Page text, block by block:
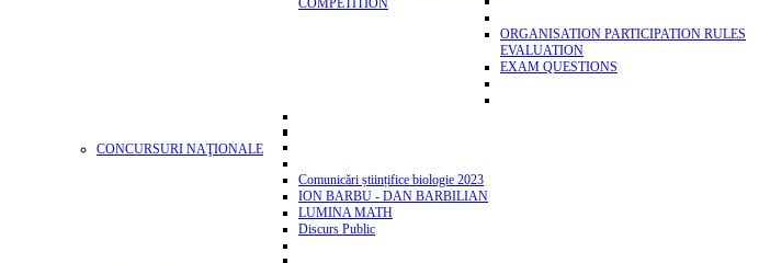
COMPETITION
ORGANISATION PARTICIPATION RULES
EVALUATION
EXAM QUESTIONS
CONCURSURI NAŢIONALE
Comunicări științifice biologie 2023
ION BARBU - DAN BARBILIAN
LUMINA MATH
Discurs Public